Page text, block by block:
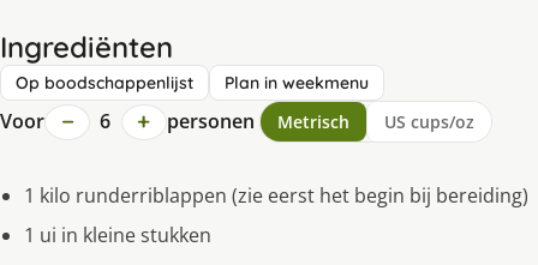
Ingrediënten
Op boodschappenlijst Plan in weekmenu
Voor − 6 + personen Metrisch US cups/oz
1 kilo runderriblappen (zie eerst het begin bij bereiding)
1 ui in kleine stukken